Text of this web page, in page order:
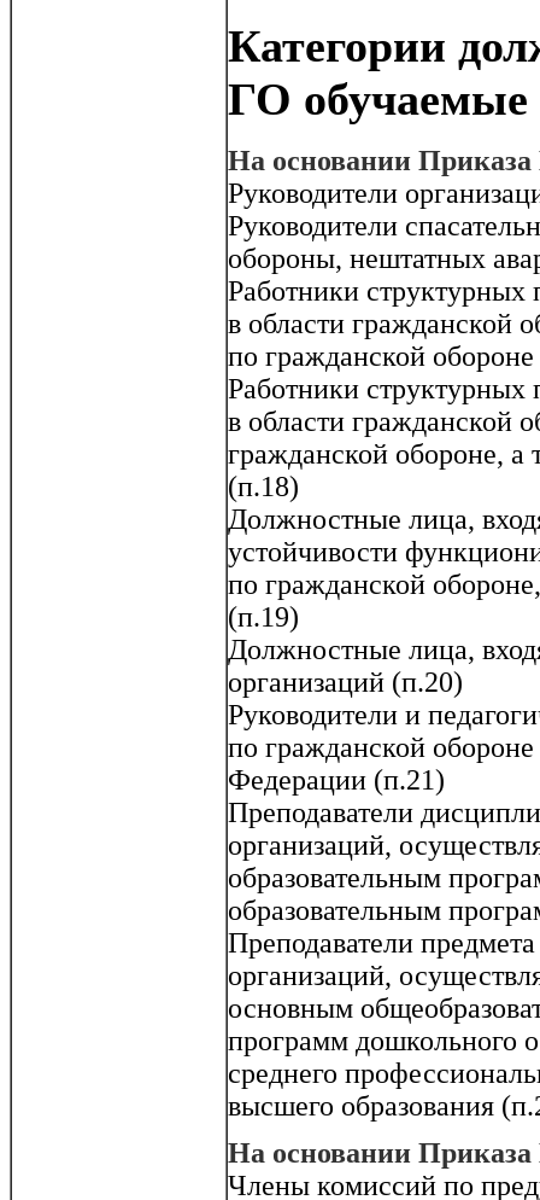
Категории
ГО обучаемые
На основании Приказа
Руководители
Руководители
обороны, нештатных
Работники структурных
в области гражданской
по гражданской
Работники структурных
в области гражданской
гражданской обороне,
(п.18)
Должностные лица,
устойчивости
по гражданской
(п.19)
Должностные лица,
организаций (п.20)
Руководители и
по гражданской
Федерации (п.21)
Преподаватели
организаций,
образовательным
образовательным
Преподаватели
организаций,
основным
программ дошкольного
среднего
высшего образования
На основании Приказа
Члены комиссий по